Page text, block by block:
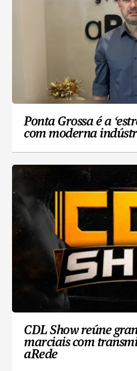
Ponta Grossa é a
com moderna
CDL Show reúne
marciais com
aRede